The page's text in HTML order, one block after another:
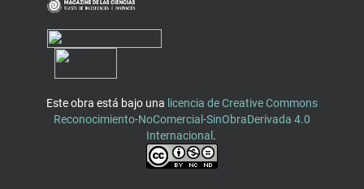
Este obra está bajo una licencia de Creative Commons
Reconocimiento-NoComercial-SinObraDerivada 4.0
Internacional .